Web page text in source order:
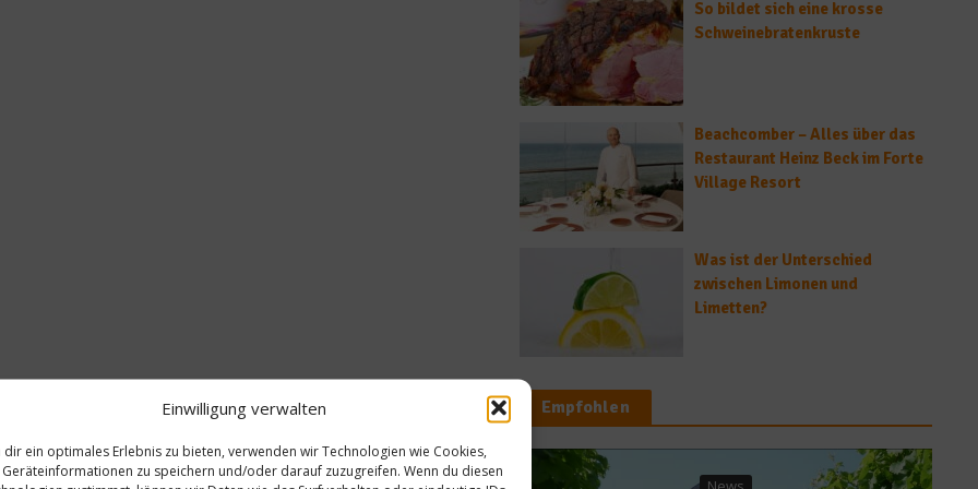
Einwilligung verwalten
dir ein optimales Erlebnis zu bieten, verwenden wir Technologien wie Cookies,
Geräteinformationen zu speichern und/oder darauf zuzugreifen. Wenn du diesen
So bildet sich eine krosse
Schweinebratenkruste
Beachcomber – Alles über das
Restaurant Heinz Beck im Forte
Village Resort
Was ist der Unterschied
zwischen Limonen und
Limetten?
Empfohlen
News